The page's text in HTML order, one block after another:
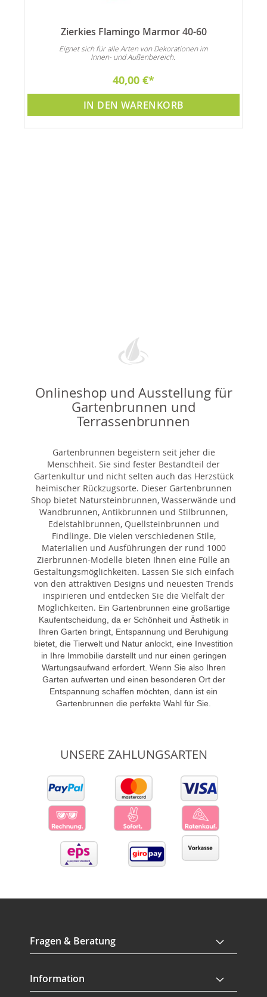
Zierkies Flamingo Marmor 40-60
Eignet sich für alle Arten von Dekorationen im
Innen- und Außenbereich.
40,00 €
IN DEN WARENKORB
Onlineshop und Ausstellung für
Gartenbrunnen und
Terrassenbrunnen
Gartenbrunnen begeistern seit jeher die
Menschheit. Sie sind fester Bestandteil der
Gartenkultur und nicht selten auch das Herzstück
heimischer Rückzugsorte. Dieser Gartenbrunnen
Shop bietet Natursteinbrunnen, Wasserwände und
Wandbrunnen, Antikbrunnen und Stilbrunnen,
Edelstahlbrunnen, Quellsteinbrunnen und
Findlinge. Die vielen verschiedenen Stile,
Materialien und Ausführungen der rund 1000
Zierbrunnen-Modelle bieten Ihnen eine Fülle an
Gestaltungsmöglichkeiten. Lassen Sie sich einfach
von den attraktiven Designs und neuesten Trends
inspirieren und entdecken Sie die Vielfalt der
Möglichkeiten. Ein Gartenbrunnen eine großartige
Kaufentscheidung, da er Schönheit und Ästhetik in
Ihren Garten bringt, Entspannung und Beruhigung
bietet, die Tierwelt und Natur anlockt, eine Investition
in Ihre Immobilie darstellt und nur einen geringen
Wartungsaufwand erfordert. Wenn Sie also Ihren
Garten aufwerten und einen besonderen Ort der
Entspannung schaffen möchten, dann ist ein
Gartenbrunnen die perfekte Wahl für Sie.
UNSERE ZAHLUNGSARTEN
Fragen & Beratung
Information